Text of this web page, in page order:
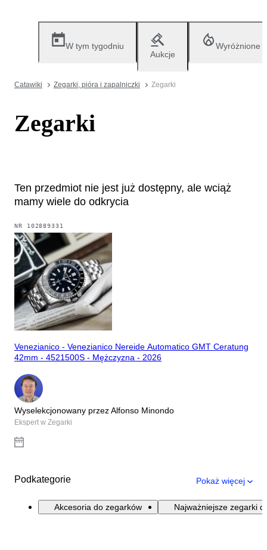
W tym tygodniu
Aukcje
Wyróżnione
Catawiki Zegarki, pióra i zapalniczki Zegarki
Zegarki
Ten przedmiot nie jest już dostępny, ale wciąż
mamy wiele do odkrycia
NR 102889331
Venezianico - Venezianico Nereide Automatico GMT Ceratung
42mm - 4521500S - Mężczyzna - 2026
Wyselekcjonowany przez Alfonso Minondo
Ekspert w Zegarki
Podkategorie Pokaż więcej
Akcesoria do zegarków Najważniejsze zegarki